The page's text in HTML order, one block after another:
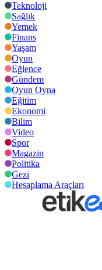
Teknoloji
Sağlık
Yemek
Finans
Yaşam
Oyun
Eğlence
Gündem
Oyun Oyna
Eğitim
Ekonomi
Bilim
Video
Spor
Magazin
Politika
Gezi
Hesaplama Araçları